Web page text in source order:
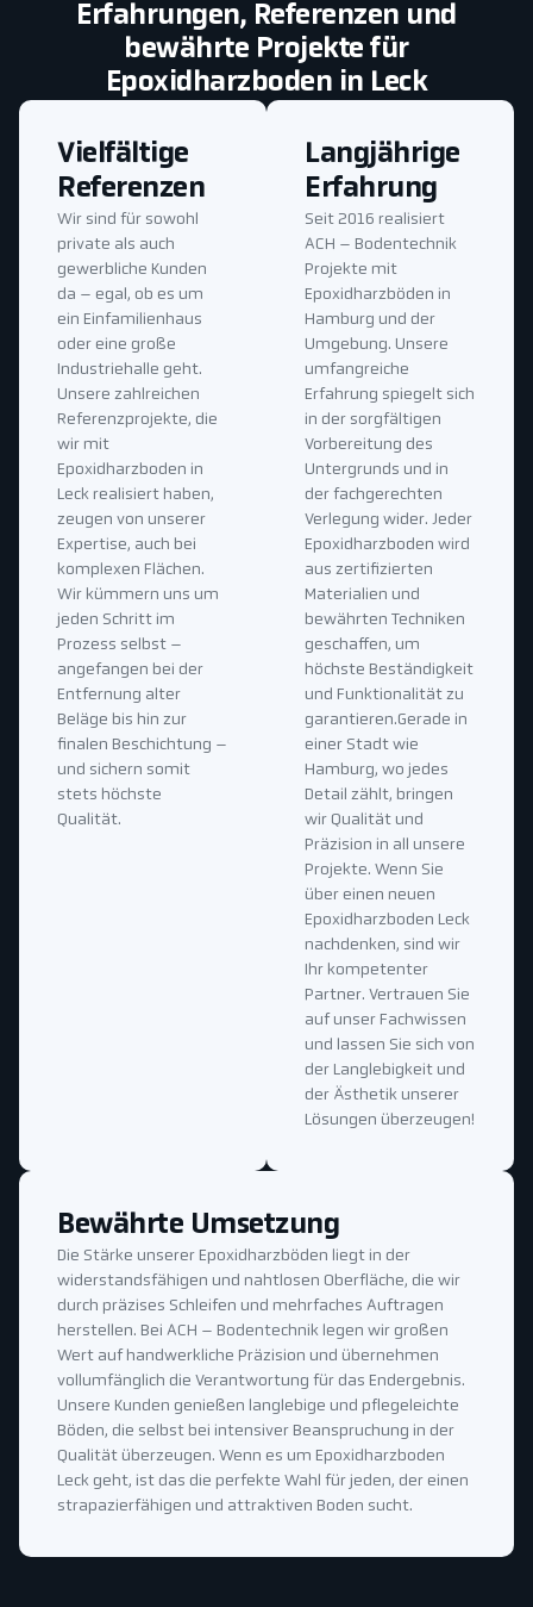
Erfahrungen, Referenzen und
bewährte Projekte für
Epoxidharzboden in Leck
Langjährige
Erfahrung
Seit 2016 realisiert
ACH – Bodentechnik
Projekte mit
Epoxidharzböden in
Hamburg und der
Umgebung. Unsere
umfangreiche
Erfahrung spiegelt sich
in der sorgfältigen
Vorbereitung des
Untergrunds und in
der fachgerechten
Verlegung wider. Jeder
Epoxidharzboden wird
aus zertifizierten
Materialien und
bewährten Techniken
geschaffen, um
höchste Beständigkeit
und Funktionalität zu
garantieren.Gerade in
einer Stadt wie
Hamburg, wo jedes
Detail zählt, bringen
wir Qualität und
Präzision in all unsere
Projekte. Wenn Sie
über einen neuen
Epoxidharzboden Leck
nachdenken, sind wir
Ihr kompetenter
Partner. Vertrauen Sie
auf unser Fachwissen
und lassen Sie sich von
der Langlebigkeit und
der Ästhetik unserer
Lösungen überzeugen!
Vielfältige
Referenzen
Wir sind für sowohl
private als auch
gewerbliche Kunden
da – egal, ob es um
ein Einfamilienhaus
oder eine große
Industriehalle geht.
Unsere zahlreichen
Referenzprojekte, die
wir mit
Epoxidharzboden in
Leck realisiert haben,
zeugen von unserer
Expertise, auch bei
komplexen Flächen.
Wir kümmern uns um
jeden Schritt im
Prozess selbst –
angefangen bei der
Entfernung alter
Beläge bis hin zur
finalen Beschichtung –
und sichern somit
stets höchste
Qualität.
Bewährte Umsetzung
Die Stärke unserer Epoxidharzböden liegt in der
widerstandsfähigen und nahtlosen Oberfläche, die wir
durch präzises Schleifen und mehrfaches Auftragen
herstellen. Bei ACH – Bodentechnik legen wir großen
Wert auf handwerkliche Präzision und übernehmen
vollumfänglich die Verantwortung für das Endergebnis.
Unsere Kunden genießen langlebige und pflegeleichte
Böden, die selbst bei intensiver Beanspruchung in der
Qualität überzeugen. Wenn es um Epoxidharzboden
Leck geht, ist das die perfekte Wahl für jeden, der einen
strapazierfähigen und attraktiven Boden sucht.